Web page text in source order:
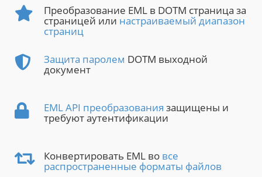
Преобразование EML в DOTM страница за
страницей или настраиваемый диапазон
страниц
Защита паролем DOTM выходной
документ
EML API преобразования защищены и
требуют аутентификации
Конвертировать EML во все
распространенные форматы файлов